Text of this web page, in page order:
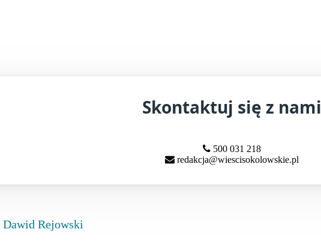
Skontaktuj się z nami
500 031 218
redakcja@wiescisokolowskie.pl
Dawid Rejowski